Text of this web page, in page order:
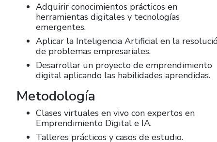
Adquirir conocimientos prácticos en
herramientas digitales y tecnologías
emergentes.
Aplicar la Inteligencia Artificial en la
de problemas empresariales.
Desarrollar un proyecto de emprendimiento
digital aplicando las habilidades aprendidas.
Metodología
Clases virtuales en vivo con expertos en
Emprendimiento Digital e IA.
Talleres prácticos y casos de estudio.